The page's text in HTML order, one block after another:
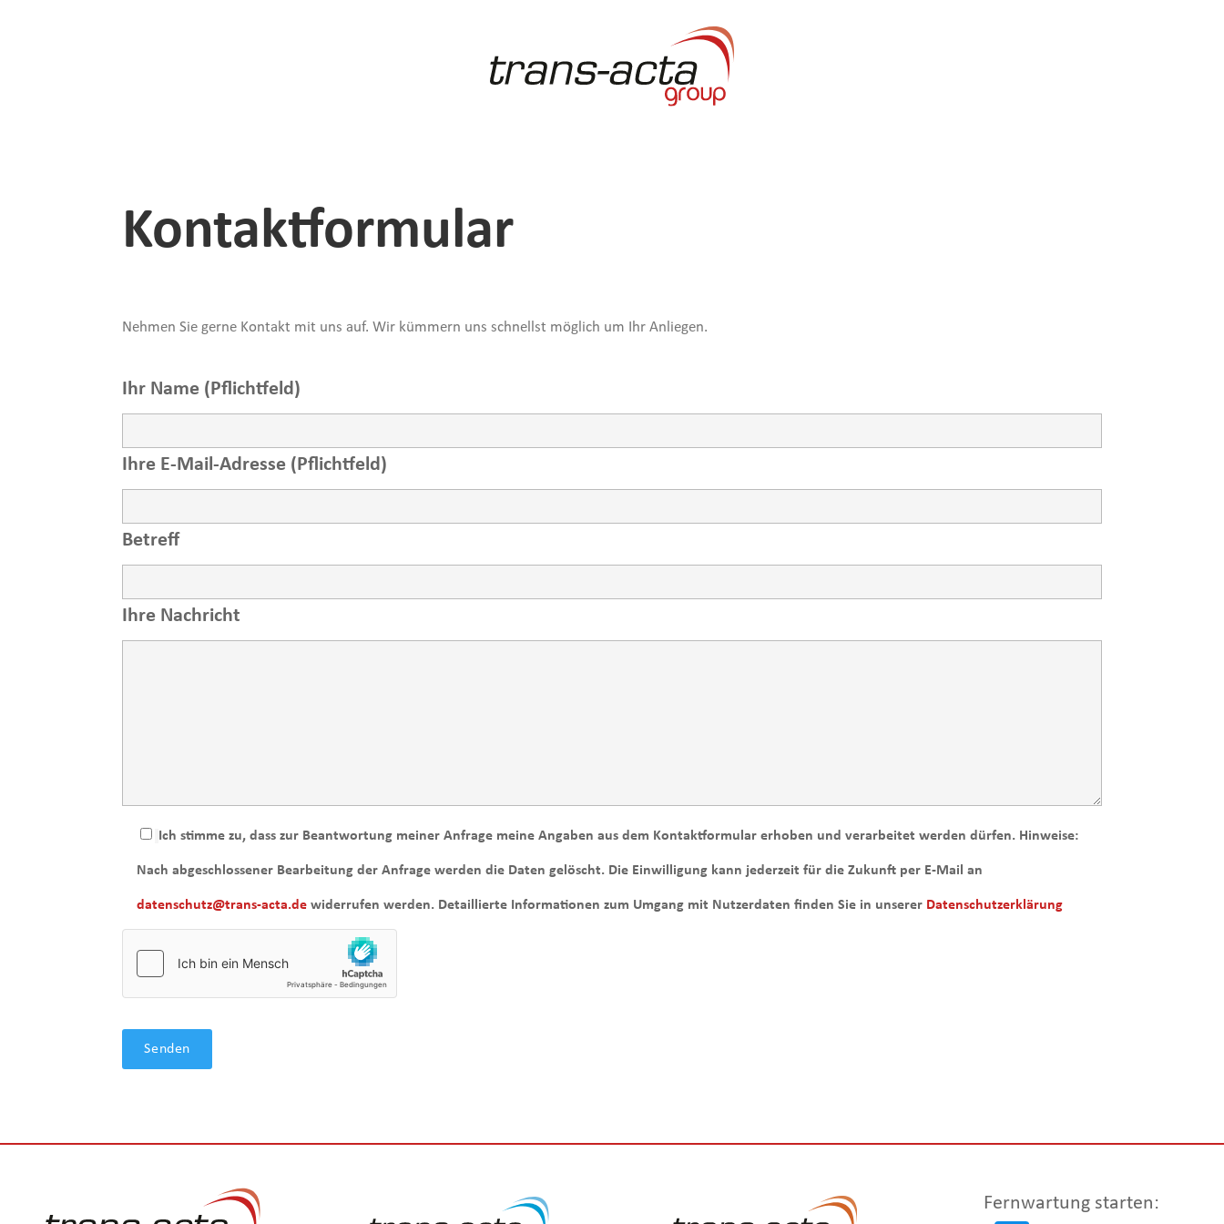
Kontaktformular
Nehmen Sie gerne Kontakt mit uns auf. Wir kümmern uns schnellst möglich um Ihr Anliegen.
Ihr Name (Pflichtfeld)
Ihre E-Mail-Adresse (Pflichtfeld)
Betreff
Ihre Nachricht
Ich stimme zu, dass zur Beantwortung meiner Anfrage meine Angaben aus dem Kontaktformular erhoben und verarbeitet werden dürfen. Hinweise:
Nach abgeschlossener Bearbeitung der Anfrage werden die Daten gelöscht. Die Einwilligung kann jederzeit für die Zukunft per E-Mail an
datenschutz@trans-acta.de widerrufen werden. Detaillierte Informationen zum Umgang mit Nutzerdaten finden Sie in unserer Datenschutzerklärung
Fernwartung starten: